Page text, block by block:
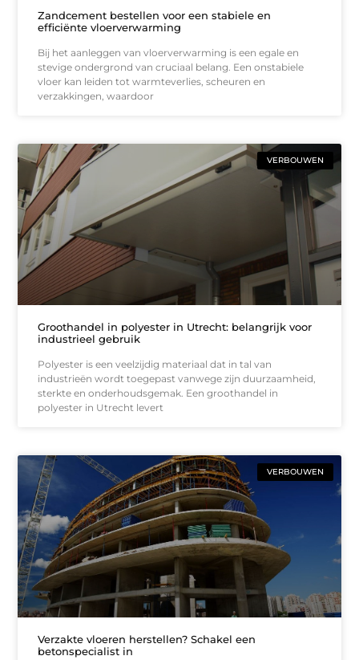
Zandcement bestellen voor een stabiele en
efficiënte vloerverwarming
Bij het aanleggen van vloerverwarming is een egale en
stevige ondergrond van cruciaal belang. Een onstabiele
vloer kan leiden tot warmteverlies, scheuren en
verzakkingen, waardoor
VERBOUWEN
Groothandel in polyester in Utrecht: belangrijk voor
industrieel gebruik
Polyester is een veelzijdig materiaal dat in tal van
industrieën wordt toegepast vanwege zijn duurzaamheid,
sterkte en onderhoudsgemak. Een groothandel in
polyester in Utrecht levert
VERBOUWEN
Verzakte vloeren herstellen? Schakel een
betonspecialist in